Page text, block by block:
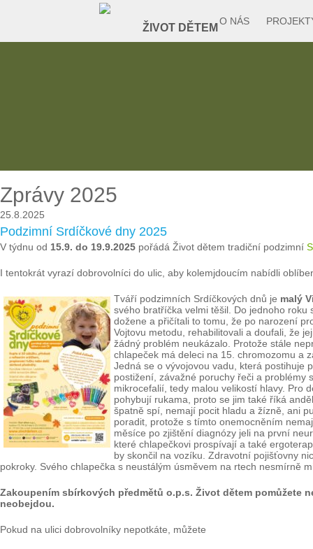
O NÁS
Zprávy 2025
25.8.2025
Podzimní Srdíčkové dny 2025
V týdnu od 15.9. do 19.9.2025 pořádá Život dětem tradiční podzimní
I tentokrát vyrazí dobrovolníci do ulic, aby kolemjdoucím nabídli
Tváří podzimních Srdíčkových dnů je malý
svého bratříčka velmi těšil. Do jednoho
dožene a přičítali to tomu, že po narození
Vojtovu metodu, rehabilitovali a doufali, že
žádný problém neukázalo. Protože stále
chlapeček má deleci na 15. chromozomu a
Jedná se o vývojovou vadu, která postihuje
postižení, závažné poruchy řeči a problémy
mikrocefalií, tedy malou velikostí hlavy. Pro
pohybují rukama, proto se jim také říká
špatně spí, nemají pocit hladu a žízně, ani
poradit, protože s tímto onemocněním
měsíce po zjištění diagnózy jeli na první
které chlapečkovi prospívají a také
by skončil na vozíku. Zdravotní pojišťovny
pokroky. Svého chlapečka s neustálým úsměvem na rtech nesmírně
Zakoupením sbírkových předmětů o.p.s. Život dětem pomůžete
neobejdou.
Pokud na ulici dobrovolníky nepotkáte, můžete